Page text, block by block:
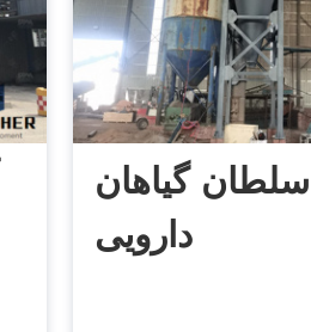
گیاهان
دارویی